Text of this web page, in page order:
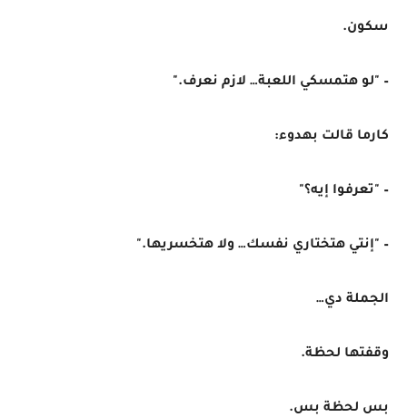
سكون.
– "لو هتمسكي اللعبة… لازم نعرف."
كارما قالت بهدوء:
– "تعرفوا إيه؟"
– "إنتي هتختاري نفسك… ولا هتخسريها."
الجملة دي…
وقفتها لحظة.
بس لحظة بس.